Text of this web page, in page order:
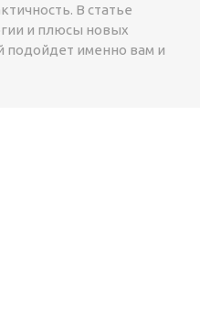
В статье
и плюсы новых
подойдет именно вам и